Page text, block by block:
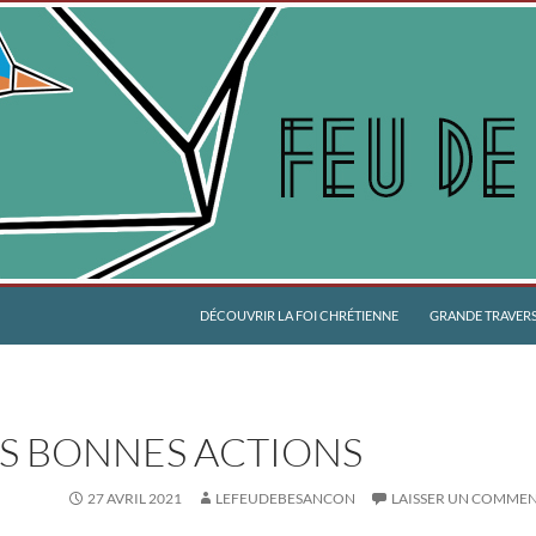
DÉCOUVRIR LA FOI CHRÉTIENNE GRANDE
BONNES ACTIONS
27 AVRIL 2021 LEFEUDEBESANCON LAISSER UN